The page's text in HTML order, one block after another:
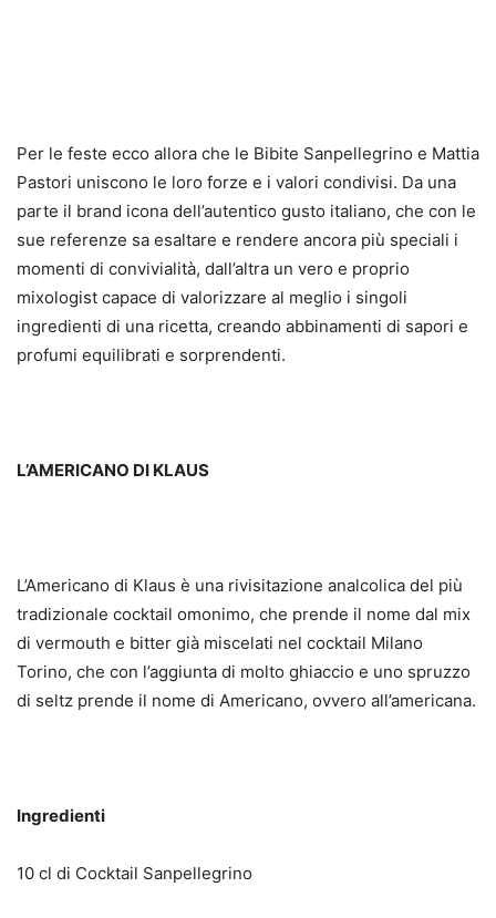
Per le feste ecco allora che le Bibite Sanpellegrino e Mattia
Pastori uniscono le loro forze e i valori condivisi. Da una
parte il brand icona dell’autentico gusto italiano, che con le
sue referenze sa esaltare e rendere ancora più speciali i
momenti di convivialità, dall’altra un vero e proprio
mixologist capace di valorizzare al meglio i singoli
ingredienti di una ricetta, creando abbinamenti di sapori e
profumi equilibrati e sorprendenti.
L’AMERICANO DI KLAUS
L’Americano di Klaus è una rivisitazione analcolica del più
tradizionale cocktail omonimo, che prende il nome dal mix
di vermouth e bitter già miscelati nel cocktail Milano
Torino, che con l’aggiunta di molto ghiaccio e uno spruzzo
di seltz prende il nome di Americano, ovvero all’americana.
Ingredienti
10 cl di Cocktail Sanpellegrino